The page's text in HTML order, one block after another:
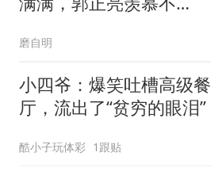
磨自明
小四爷：爆笑吐槽高级餐
厅，流出了“贫穷的眼泪”
酷小子玩体彩 1跟贴